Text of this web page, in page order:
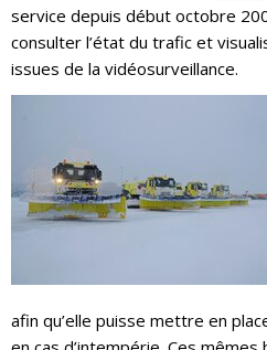
service depuis début octobre
consulter l’état du trafic et
issues de la vidéosurveillance.
afin qu’elle puisse mettre en